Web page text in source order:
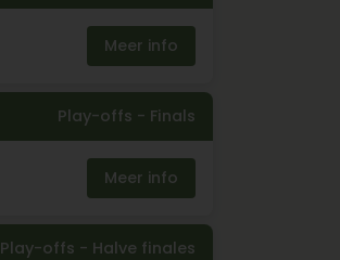
Meer info
Play-offs - Finals
Meer info
Play-offs - Halve finales